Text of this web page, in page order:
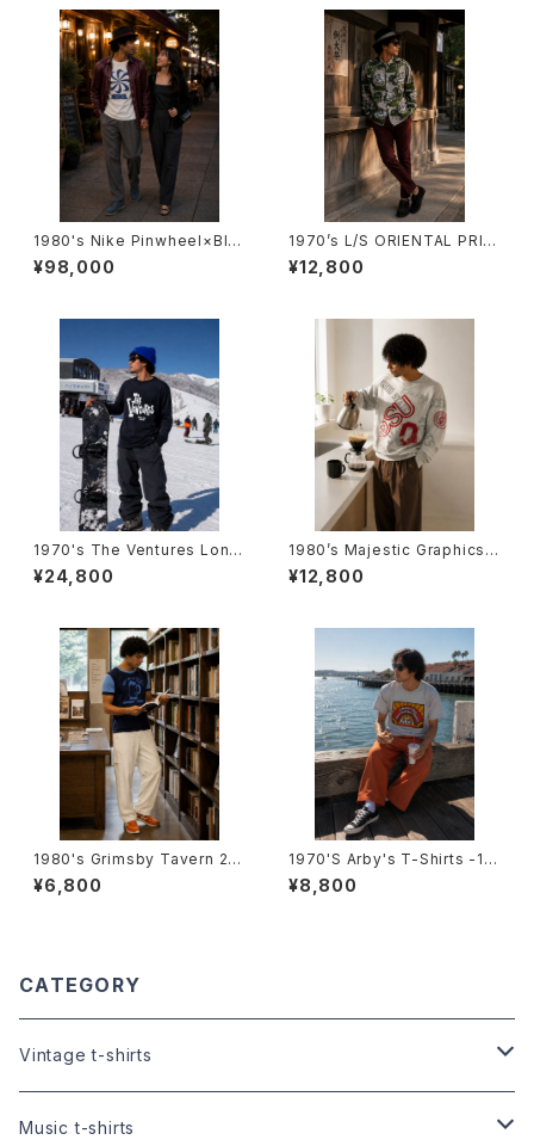
1980's Nike Pinwheel×Blo
ck Logo T-Shirts (Bootleg)
-1980年代 ナイキ×風車プリン
¥98,000
1970’s L/S ORIENTAL PRIN
T SHIRTS -1970年代 オリエ
ンタルプリント ロングスリーブシ
¥12,800
1970's The Ventures Long
Sleeve T-Shirts （ONE WAS
H） -1970年代 ザ・ベンチャー
¥24,800
1980’s Majestic Graphics
Multi Print Sweat Shirt -19
80年代 マジェスティック・グラフ
¥12,800
1980's Grimsby Tavern 2T
one Trim T-Shirts -1980年
代 GRIMSBY TAVERN 2トー
¥6,800
1970'S Arby's T-Shirts -19
70年代 アービーズTシャツ-
¥8,800
CATEGORY
Vintage t-shirts
Size:XS
Music t-shirts